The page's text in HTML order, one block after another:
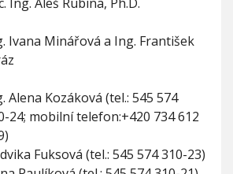
Ivana Minářová a Ing. František
Alena Kozáková (tel.: 545 574
24; mobilní telefon:+420 734 612
Fuksová (tel.: 545 574 310-23)